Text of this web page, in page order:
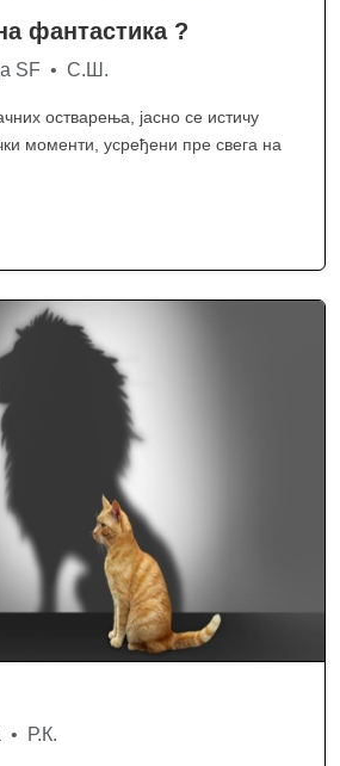
фантастика ?
SF • С.Ш.
остварења, јасно се истичу
моменти, усређени пре свега на
• Р.К.